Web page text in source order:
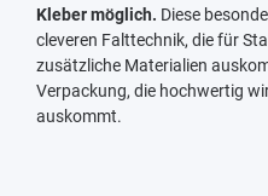
Kleber möglich. Diese
cleveren Falttechnik, die für
zusätzliche Materialien
Verpackung, die hochwertig
auskommt.